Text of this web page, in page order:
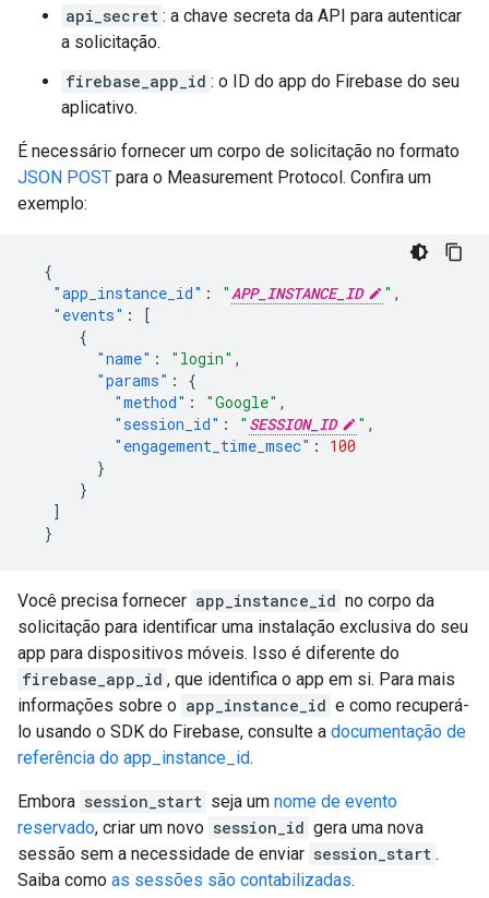
api_secret : a chave secreta da API para autenticar
a solicitação.
firebase_app_id : o ID do app do Firebase do seu
aplicativo.
É necessário fornecer um corpo de solicitação no formato
JSON POST para o Measurement Protocol. Confira um
exemplo:
{
"app_instance_id" : "APP_INSTANCE_ID " ,
"events" :
[
{
"name" : "login" ,
"params" :
{
"method" : "Google" ,
"session_id" : " SESSION_ID " ,
"engagement_time_msec" :
100
}
}
]
}
Você precisa fornecer app_instance_id no corpo da
solicitação para identificar uma instalação exclusiva do seu
app para dispositivos móveis. Isso é diferente do
firebase_app_id , que identifica o app em si. Para mais
informações sobre o app_instance_id e como recuperá-
lo usando o SDK do Firebase, consulte a documentação de
referência do app_instance_id.
Embora session_start seja um nome de evento
reservado, criar um novo session_id gera uma nova
sessão sem a necessidade de enviar session_start .
Saiba como as sessões são contabilizadas.